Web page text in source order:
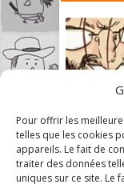
Pour offrir les
telles que les cookies
appareils. Le fait de
traiter des données
uniques sur ce site. Le